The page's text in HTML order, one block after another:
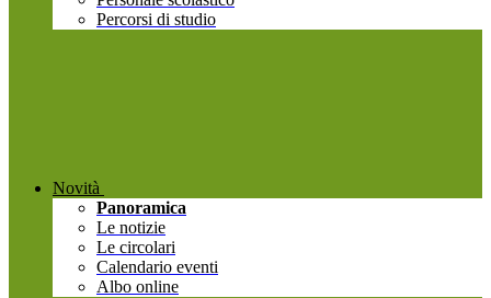
Percorsi di studio
Novità
Panoramica
Le notizie
Le circolari
Calendario eventi
Albo online